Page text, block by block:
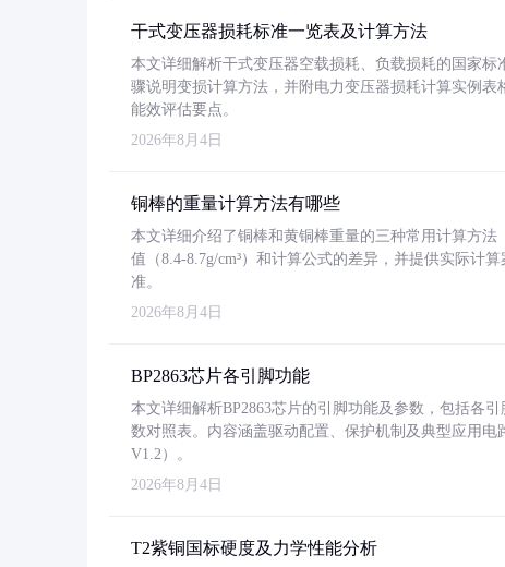
干式变压器损耗标准一览表及计算方法
本文详细解析干式变压器空载损耗、负载损耗的国家标
骤说明变损计算方法，并附电力变压器损耗计算实例表
能效评估要点。
2026年8月4日
铜棒的重量计算方法有哪些
本文详细介绍了铜棒和黄铜棒重量的三种常用计算方
值（8.4-8.7g/cm³）和计算公式的差异，并提供实际计
准。
2026年8月4日
BP2863芯片各引脚功能
本文详细解析BP2863芯片的引脚功能及参数，包括各
数对照表。内容涵盖驱动配置、保护机制及典型应用
V1.2）。
2026年8月4日
T2紫铜国标硬度及力学性能分析